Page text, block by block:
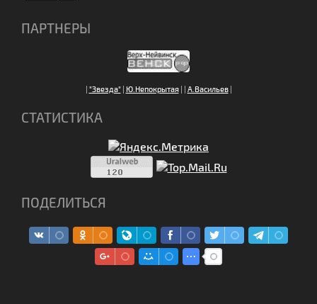
ПАРТНЕРЫ
| "Звезда"| Ю.Непокрытая| | А.Васильев|
СТАТИСТИКА
ПОДЕЛИТЬСЯ